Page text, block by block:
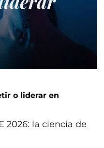
o liderar en
2026: la ciencia de